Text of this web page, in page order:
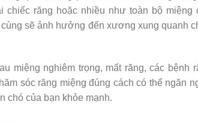
răng hoặc nhiều như toàn bộ miệng
sẽ ảnh hưởng đến xương xung quanh
miệng nghiêm trọng, mất răng, các bệnh
sóc răng miệng đúng cách có thể ngăn
chó của bạn khỏe mạnh.